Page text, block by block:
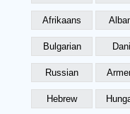
Afrikaans
Bulgarian
Russian
Hebrew